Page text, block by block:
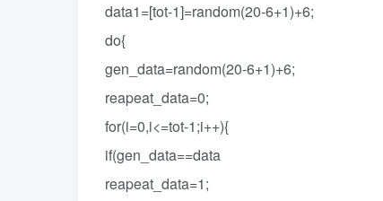
data1=[tot-1]=random(20-6+1)+6;
do{
gen_data=random(20-6+1)+6;
reapeat_data=0;
for(i=0,i<=tot-1;i++){
if(gen_data==data
reapeat_data=1;